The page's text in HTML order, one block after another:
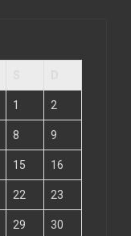
1 2
8 9
15 16
22 23
29 30